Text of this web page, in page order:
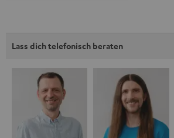
Lass dich telefonisch beraten